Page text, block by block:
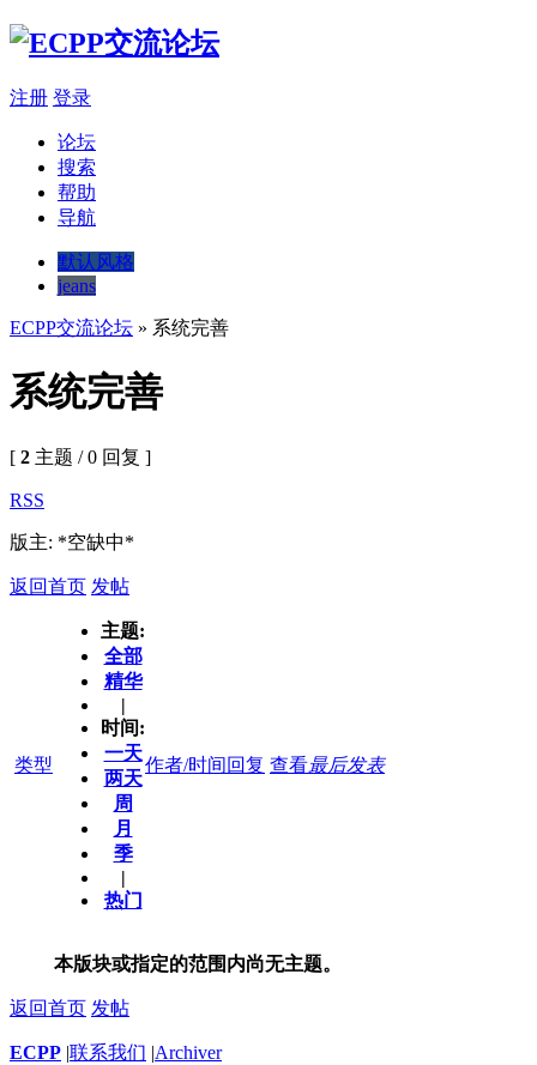
注册 登录
论坛
搜索
帮助
导航
默认风格
jeans
ECPP交流论坛 » 系统完善
系统完善
[ 2 主题 / 0 回复 ]
RSS
版主: *空缺中*
返回首页 发帖
类型
主题:
全部
精华
|
时间:
一天
两天
周
月
季
|
热门
作者/时间 回复 查看最后发表
本版块或指定的范围内尚无主题。
返回首页 发帖
ECPP |联系我们 |Archiver